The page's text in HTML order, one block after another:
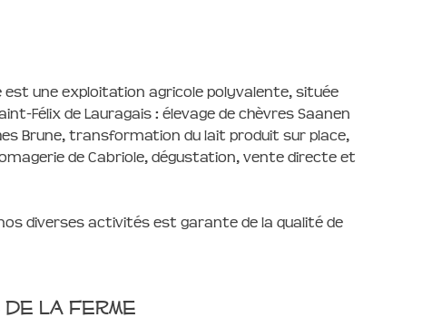
est une exploitation agricole polyvalente, située
Félix de Lauragais : élevage de chèvres Saanen
Brune, transformation du lait produit sur place,
de Cabriole, dégustation, vente directe et
diverses activités est garante de la qualité de
la Ferme